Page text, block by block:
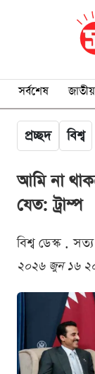
সর্বশেষ জাতীয়
প্রচ্ছদ বিশ্ব
আমি না
যেত: ট্রাম্প
বিশ্ব ডেস্ক .
২০২৬ জুন ১৬